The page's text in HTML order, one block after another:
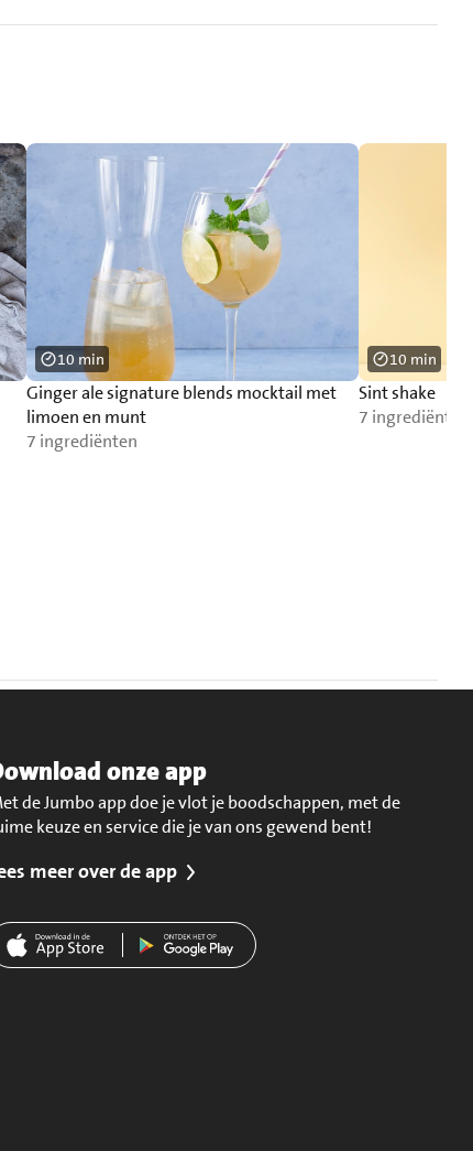
Ginger ale signature blends mocktail met
limoen en munt
7 ingrediënten
10 min
Sint shake
7 ingrediënten
10 min
onze app
de Jumbo app doe je vlot je boodschappen, met de
keuze en service die je van ons gewend bent!
meer over de app